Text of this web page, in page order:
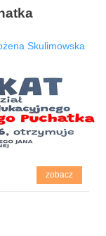
Skulimowska
zobacz